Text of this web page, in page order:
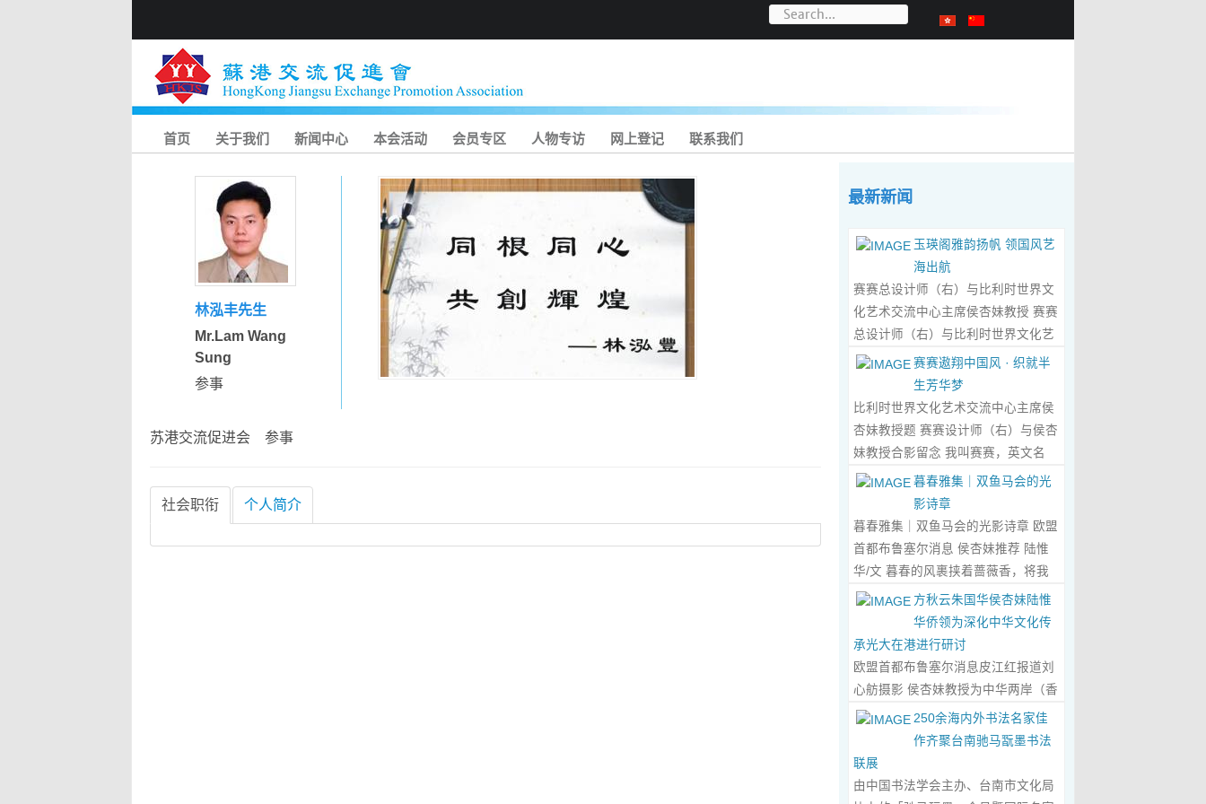
首页 关于我们 新闻中心 本会活动 会员专区 人物专访 网上登记 联系我们
林泓丰先生
Mr.Lam Wang
Sung
参事
苏港交流促进会 参事
社会职衔 个人简介
最新新闻
玉瑛阁雅韵扬帆 领国风艺
海出航
赛赛总设计师（右）与比利时世界文
化艺术交流中心主席侯杏妹教授 赛赛
总设计师（右）与比利时世界文化艺
术交流中心主席侯杏妹教授及其题词
合影留念 ‍ 赛赛/文 ‍ 近日有幸与比利时
籍华裔艺术家陆惟华、侯杏妹夫妇倾
心晤谈，此番交流没有客套的寒暄，
唯有艺术与文化的深度共鸣，言辞间
赤诚的文化情怀，畅谈过后，内心满
是深切的感念与久久不散的触动，更
让我对国风服饰的创作之路，有了全
新的认知与坚守。...Read More...
赛赛遨翔中国风 · 织就半
生芳华梦
比利时世界文化艺术交流中心主席侯
杏妹教授题 赛赛设计师（右）与侯杏
妹教授合影留念 我叫赛赛，英文名
Elin，生于湖南邵东的乡野村落，如
今扎根东莞，在服装与设计的领域
里，书写着属于自己的人生篇章。 我
的童年，是被墨香与书卷包裹的时
光。外公是当地颇负盛名的国画爱好
师、老校长，他的一生，一半是教书
育人的赤诚，一半是笔墨丹青的风
雅。记忆里，外公的书桌总铺着宣
纸，狼毫笔起落间，山水花鸟跃然纸
上，窗外的田园炊烟、山间流云，都
成了他笔下的景致。我总蹲在桌旁静
静凝望，看墨色在纸上晕染开深浅层
次，看线条勾勒出世间万物，那些灵
动的笔触、雅致的构图，悄无声息地
暮春雅集｜双鱼马会的光
影诗章
暮春雅集｜双鱼马会的光影诗章 欧盟
首都布鲁塞尔消息 侯杏妹推荐 陆惟
华/文 暮春的风裹挟着蔷薇香，将我
们引入香港双鱼河马会的湖光画卷
中。叶庆良博士、陆惟华博士、侯杏
妹教授与廖国玲小姐同游于此，在水
墨烟岚与艺术雅趣间，共赴一场关于
时光的慢调叙事。 墨韵凝香：方寸亭
着的灯串尚未苏醒，却被攀援的藤蔓
织成了碎金帘幕。牙医博士叶庆良的
书法汇报在此流淌，如古琴拨弦——
他从仓颉造字的鸿蒙传说讲起，指尖
方秋云朱国华侯杏妹陆惟
华侨领为深化中华文化传
承光大在港进行研讨
欧盟首都布鲁塞尔消息皮江红报道刘
心舫摄影 侯杏妹教授为中华两岸（香
港）文创观光协会题词致贺 2023年5
月2日上午，比利时美术家协会主席
陆惟华博士，比利时世界文化艺术交
流中心主席、香港国际文化艺术联会
250余海内外书法名家佳
作齐聚台南驰马翫墨书法
联展
由中国书法学会主办、台南市文化局